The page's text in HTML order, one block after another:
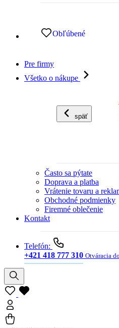
Obľúbené
Pre firmy
Všetko o nákupe
späť
Často sa pýtate
Doprava a platba
Vrátenie tovaru a
Obchodné podmienky
Firemné oblečenie
Kontakt
Telefón:
+421 418 777 310 Otváracia